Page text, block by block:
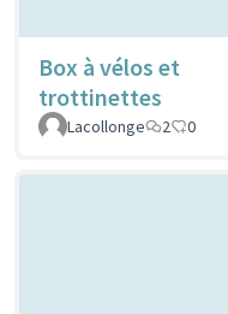
Box à vélos et
trottinettes
Lacollonge
2 0